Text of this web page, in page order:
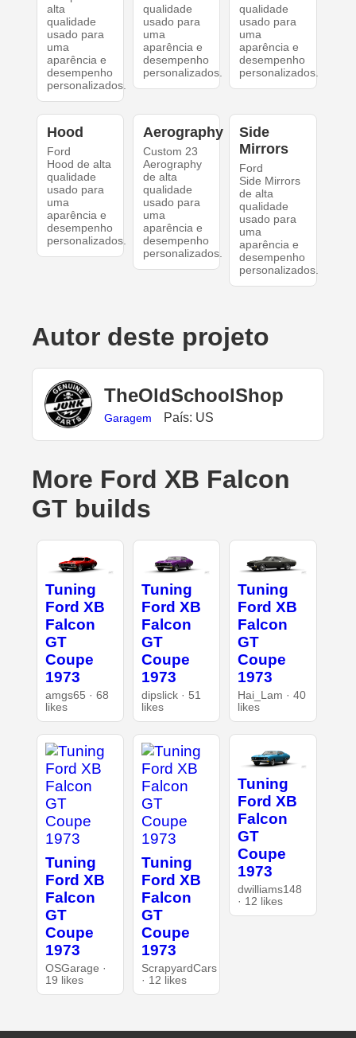
alta
qualidade
usado para
uma
aparência e
desempenho
personalizados.
qualidade
usado para
uma
aparência e
desempenho
personalizados.
qualidade
usado para
uma
aparência e
desempenho
personalizados.
Hood
Ford
Hood de alta
qualidade
usado para
uma
aparência e
desempenho
personalizados.
Aerography
Custom 23
Aerography
de alta
qualidade
usado para
uma
aparência e
desempenho
personalizados.
Side
Mirrors
Ford
Side Mirrors
de alta
qualidade
usado para
uma
aparência e
desempenho
personalizados.
Autor deste projeto
TheOldSchoolShop
Garagem País: US
More Ford XB Falcon
GT builds
Tuning
Ford XB
Falcon
GT
Coupe
1973
amgs65 · 68
likes
Tuning
Ford XB
Falcon
GT
Coupe
1973
dipslick · 51
likes
Tuning
Ford XB
Falcon
GT
Coupe
1973
Hai_Lam · 40
likes
Tuning
Ford XB
Falcon
GT
Coupe
1973
OSGarage ·
19 likes
Tuning
Ford XB
Falcon
GT
Coupe
1973
ScrapyardCars
· 12 likes
Tuning
Ford XB
Falcon
GT
Coupe
1973
dwilliams148
· 12 likes